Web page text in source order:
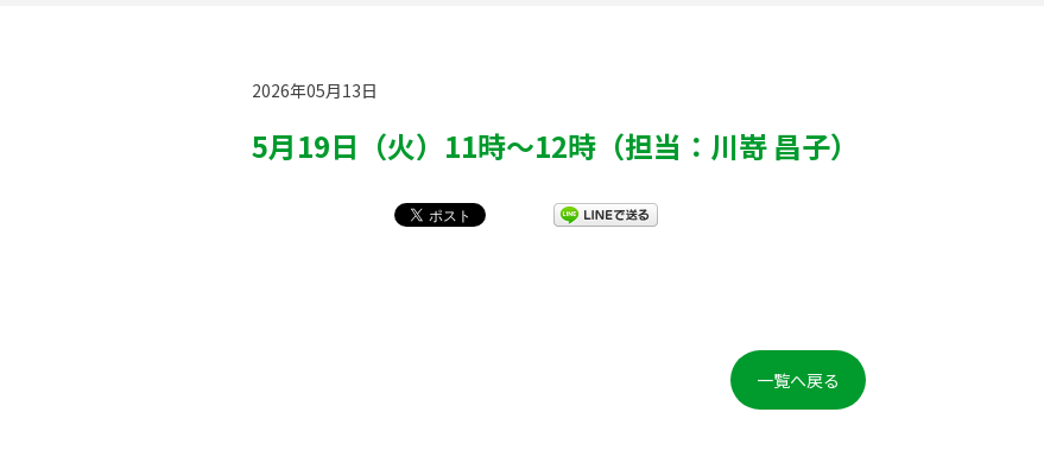
2026年05月13日
5月19日（火）11時～12時（担当：川嵜 昌子）
一覧へ戻る